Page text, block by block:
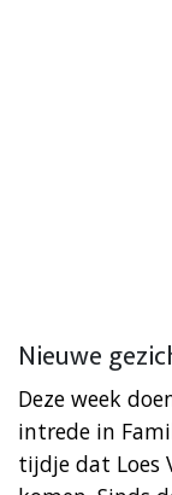
Nieuwe
Deze week
intrede in
tijdje dat Loes